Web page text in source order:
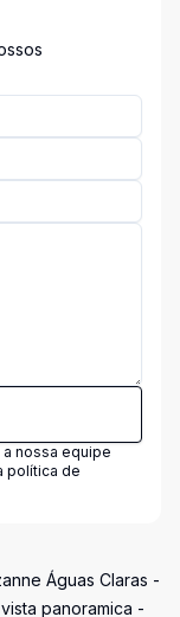
nossa equipe
política de
Águas Claras -
panoramica -